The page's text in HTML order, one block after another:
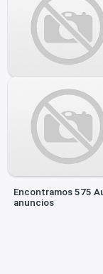
Encontramos 575
anuncios